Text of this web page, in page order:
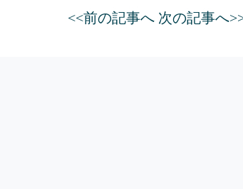
<<前の記事へ 次の記事へ